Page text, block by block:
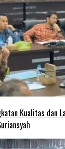
Kualitas dan